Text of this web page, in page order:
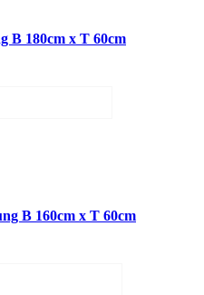
B 180cm x T 60cm
B 160cm x T 60cm